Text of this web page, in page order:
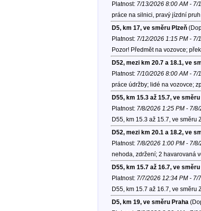
Platnost: 7/13/2026 8:00 AM - 7/
práce na silnici, pravý jízdní
D5, km 17, ve směru Plzeň
Platnost: 7/12/2026 1:15 PM - 7/
Pozor! Předmět na vozovce;
D52, mezi km 20.7 a 18.1, ve
Platnost: 7/10/2026 8:00 AM - 7/
práce údržby; lidé na vozovce;
D55, km 15.3 až 15.7, ve směru
Platnost: 7/8/2026 1:25 PM - 7/
D55, km 15.3 až 15.7, ve směru
D52, mezi km 20.1 a 18.2, ve
Platnost: 7/8/2026 1:00 PM - 7/
nehoda, zdržení; 2 havarovaná
D55, km 15.7 až 16.7, ve směru
Platnost: 7/7/2026 12:34 PM - 7/
D55, km 15.7 až 16.7, ve směru
D5, km 19, ve směru Praha